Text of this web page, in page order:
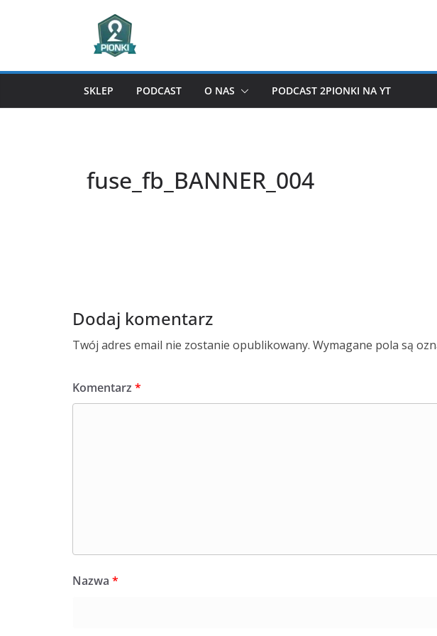
SKLEP PODCAST O NAS PODCAST 2PIONKI NA YT
fuse_fb_BANNER_004
Dodaj komentarz
Twój adres email nie zostanie opublikowany. Wymagane pola są
Komentarz *
Nazwa *